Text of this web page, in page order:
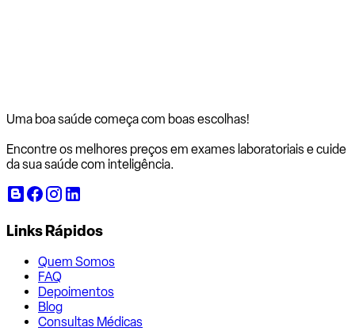
Uma boa saúde começa com boas escolhas!
Encontre os melhores preços em exames laboratoriais e cuide
da sua saúde com inteligência.
Links Rápidos
Quem Somos
FAQ
Depoimentos
Blog
Consultas Médicas